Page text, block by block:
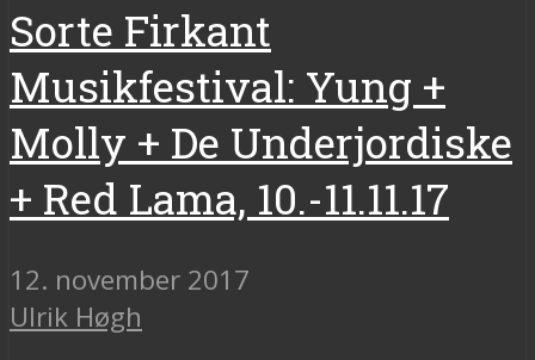
Sorte Firkant
Musikfestival: Yung +
Molly + De Underjordiske
+ Red Lama, 10.-11.11.17
12. november 2017
Ulrik Høgh